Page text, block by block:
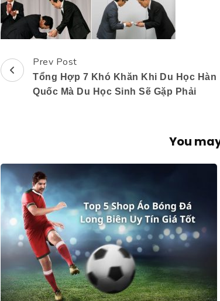
Post
Navigation
Prev Post
Tổng Hợp 7 Khó Khăn Khi Du Học Hàn
Quốc Mà Du Học Sinh Sẽ Gặp Phải
You